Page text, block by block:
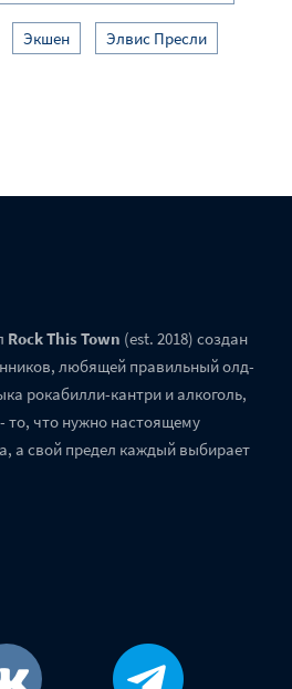
Экшен Элвис Пресли
Rock This Town (est. 2018) создан
любящей правильный олд-
рокабилли-кантри и алкоголь,
то, что нужно настоящему
а свой предел каждый выбирает